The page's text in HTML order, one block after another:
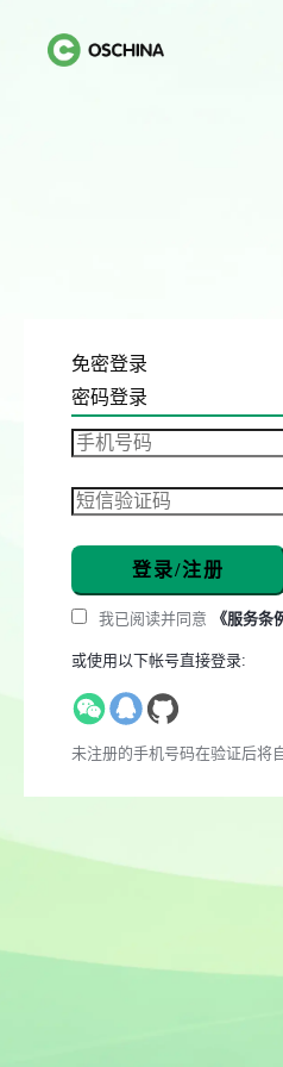
免密登录
密码登录
登录/注册
我已阅读并同意 《服务条
或使用以下帐号直接登录:
未注册的手机号码在验证后将